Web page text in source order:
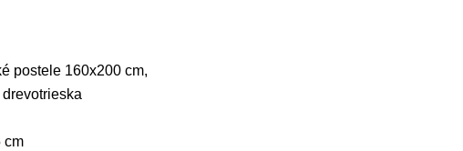
postele 160x200 cm,
cm